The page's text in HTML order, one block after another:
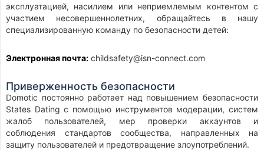
эксплуатацией, насилием или неприемлемым контентом с
участием несовершеннолетних, обращайтесь в нашу
специализированную команду по безопасности детей:
Электронная почта: childsafety@isn-connect.com
Приверженность безопасности
Domotic постоянно работает над повышением безопасности
States Dating с помощью инструментов модерации, систем
жалоб пользователей, мер проверки аккаунтов и
соблюдения стандартов сообщества, направленных на
защиту пользователей и предотвращение злоупотреблений.